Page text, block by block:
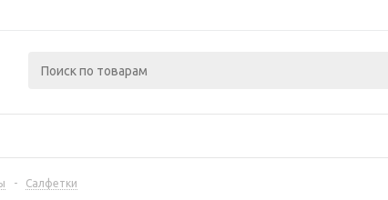
- Салфетки